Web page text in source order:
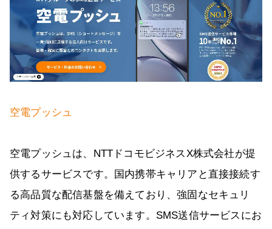
空電プッシュ
空電プッシュは、NTTドコモビジネスX株式会社が提
供するサービスです。国内携帯キャリアと直接接続す
る高品質な配信基盤を備えており、強固なセキュリ
ティ対策にも対応しています。SMS送信サービスにお